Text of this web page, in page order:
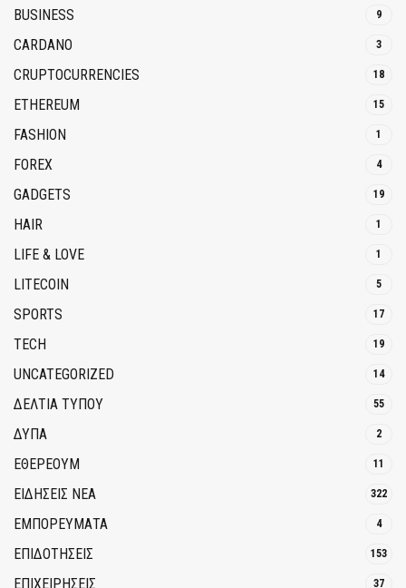
BUSINESS 9
CARDANO 3
CRUPTOCURRENCIES 18
ETHEREUM 15
FASHION 1
FOREX 4
GADGETS 19
HAIR 1
LIFE & LOVE 1
LITECOIN 5
SPORTS 17
TECH 19
UNCATEGORIZED 14
ΔΕΛΤΙΑ ΤΥΠΟΥ 55
ΔΥΠΑ 2
ΕΘΈΡΕΟΥΜ 11
ΕΙΔΗΣΕΙΣ ΝΕΑ 322
ΕΜΠΟΡΕΥΜΑΤΑ 4
ΕΠΙΔΟΤΗΣΕΙΣ 153
ΕΠΙΧΕΙΡΗΣΕΙΣ 37